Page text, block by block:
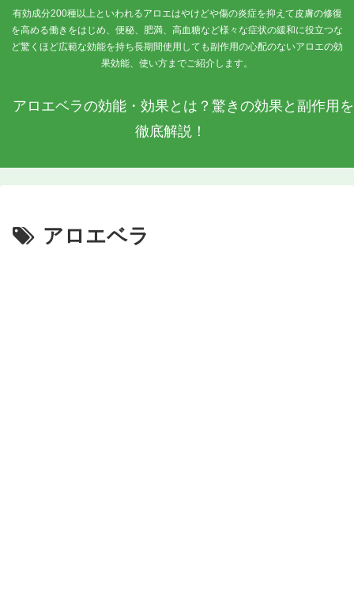
有効成分200種以上といわれるアロエはやけどや傷の炎症を抑えて皮膚の修復
を高める働きをはじめ、便秘、肥満、高血糖など様々な症状の緩和に役立つな
ど驚くほど広範な効能を持ち長期間使用しても副作用の心配のないアロエの効
果効能、使い方までご紹介します。
アロエベラの効能・効果とは？驚きの効果と副作用を
徹底解説！
アロエベラ